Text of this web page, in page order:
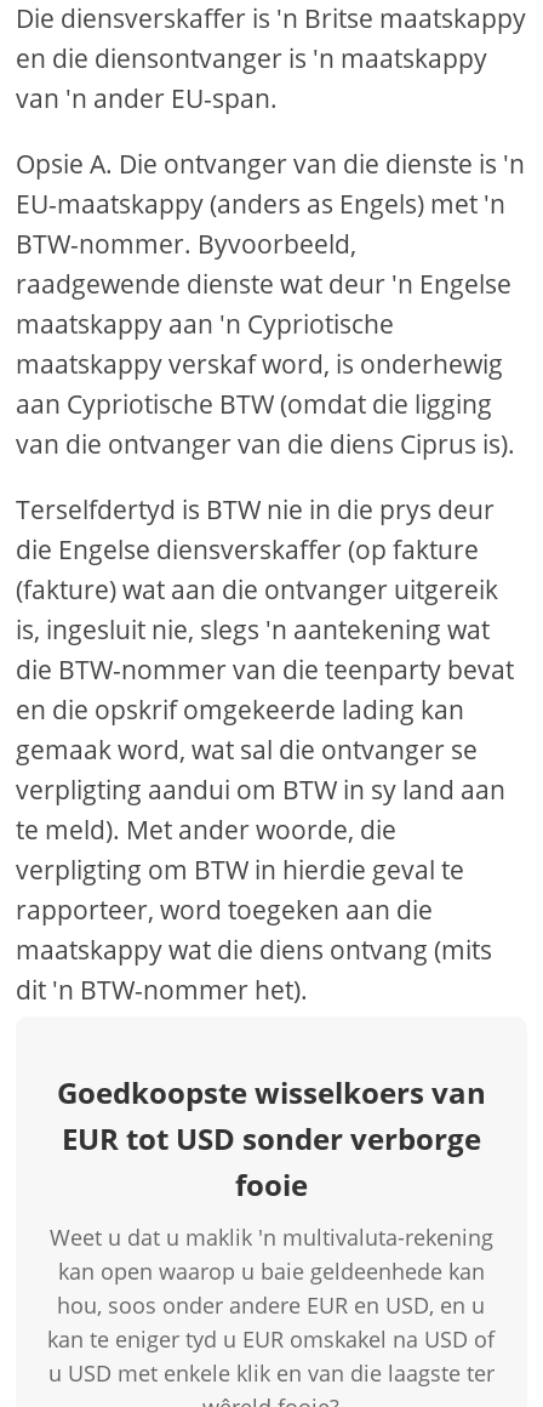
Die diensverskaffer is 'n Britse maatskappy
en die diensontvanger is 'n maatskappy
van 'n ander EU-span.
Opsie A. Die ontvanger van die dienste is 'n
EU-maatskappy (anders as Engels) met 'n
BTW-nommer. Byvoorbeeld,
raadgewende dienste wat deur 'n Engelse
maatskappy aan 'n Cypriotische
maatskappy verskaf word, is onderhewig
aan Cypriotische BTW (omdat die ligging
van die ontvanger van die diens Ciprus is).
Terselfdertyd is BTW nie in die prys deur
die Engelse diensverskaffer (op fakture
(fakture) wat aan die ontvanger uitgereik
is, ingesluit nie, slegs 'n aantekening wat
die BTW-nommer van die teenparty bevat
en die opskrif omgekeerde lading kan
gemaak word, wat sal die ontvanger se
verpligting aandui om BTW in sy land aan
te meld). Met ander woorde, die
verpligting om BTW in hierdie geval te
rapporteer, word toegeken aan die
maatskappy wat die diens ontvang (mits
dit 'n BTW-nommer het).
Goedkoopste wisselkoers van
EUR tot USD sonder verborge
fooie
Weet u dat u maklik 'n multivaluta-rekening
kan open waarop u baie geldeenhede kan
hou, soos onder andere EUR en USD, en u
kan te eniger tyd u EUR omskakel na USD of
u USD met enkele klik en van die laagste ter